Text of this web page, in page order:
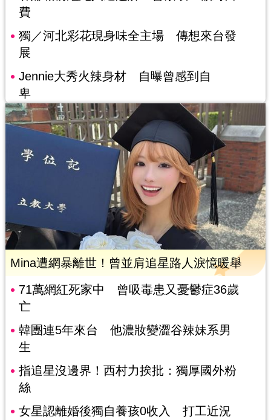
費
獨／河北彩花現身味全主場 傳想來台發
展
Jennie大秀火辣身材 自曝曾感到自
卑
Mina遭網暴離世！曾並肩追星路人淚憶暖舉
71萬網紅死家中 曾吸毒患又憂鬱症36歲
亡
韓團連5年來台 他濃妝變澀谷辣妹系男
生
指追星沒邊界！西村力挨批：獨厚國外粉
絲
女星認離婚後獨自養孩0收入 打工近況